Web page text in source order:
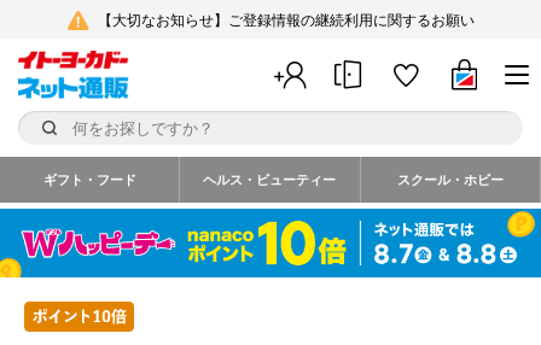
【大切なお知らせ】ご登録情報の継続利用に関するお願い
ギフト・フード ヘルス・ビューティー スクール・ホビー